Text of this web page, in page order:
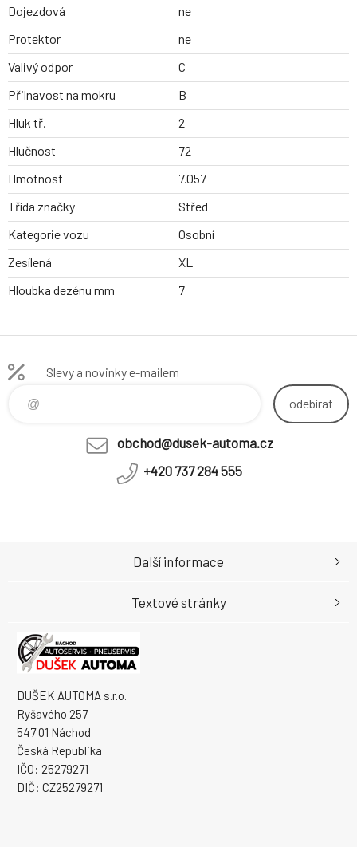
Dojezdová
ne
Protektor
ne
Valivý odpor
C
Přilnavost na mokru
B
Hluk tř.
2
Hlučnost
72
Hmotnost
7.057
Třída značky
Střed
Kategorie vozu
Osobní
Zesílená
XL
Hloubka dezénu mm
7
Slevy a novinky e-mailem
odebírat
obchod@dusek-automa.cz
+420 737 284 555
DUŠEK AUTOMA s.r.o.
Ryšavého 257
547 01 Náchod
Česká Republika
IČO: 25279271
DIČ: CZ25279271
Další informace
Textové stránky